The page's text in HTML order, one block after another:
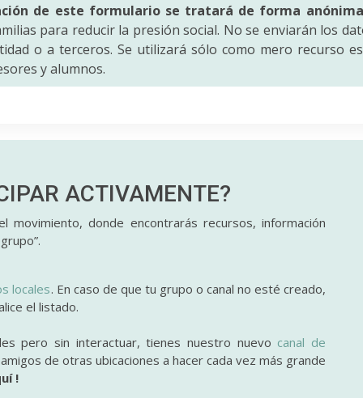
de este formulario se tratará de forma anónima
para reducir la presión social. No se enviarán los
o a terceros. Se utilizará sólo como mero recurso
y alumnos.
ACTIVAMENTE?
donde encontrarás recursos, información
locales. En caso de que tu grupo o canal no esté creado,
el listado.
pero sin interactuar, tienes nuestro nuevo canal de
de otras ubicaciones a hacer cada vez más grande
!